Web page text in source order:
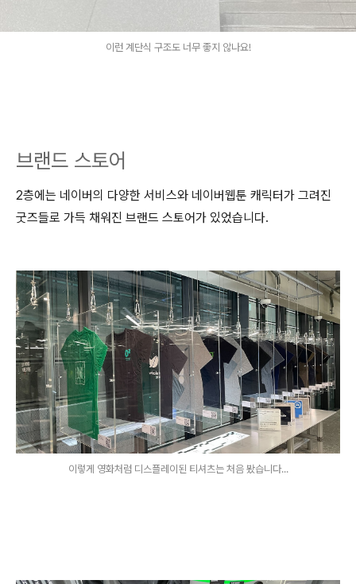
이런 계단식 구조도 너무 좋지 않나요!
브랜드 스토어
2층에는 네이버의 다양한 서비스와 네이버웹툰 캐릭터가 그려진
굿즈들로 가득 채워진 브랜드 스토어가 있었습니다.
이렇게 영화처럼 디스플레이된 티셔츠는 처음 봤습니다...